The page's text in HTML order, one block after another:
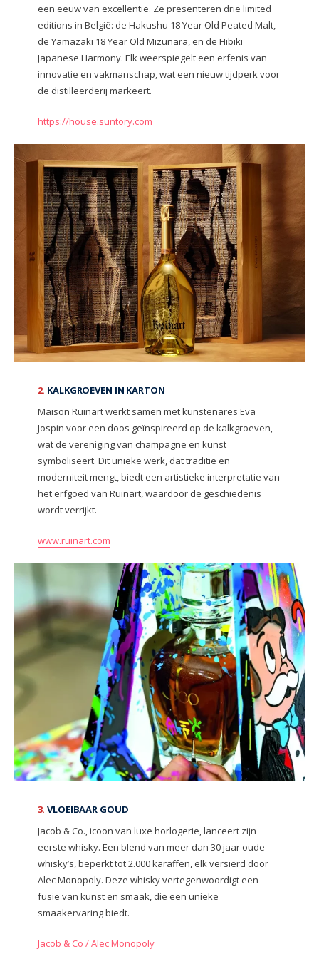
een eeuw van excellentie. Ze presenteren drie limited
editions in België: de Hakushu 18 Year Old Peated Malt,
de Yamazaki 18 Year Old Mizunara, en de Hibiki
Japanese Harmony. Elk weerspiegelt een erfenis van
innovatie en vakmanschap, wat een nieuw tijdperk voor
de distilleerderij markeert.
https://house.suntory.com
2. KALKGROEVEN IN KARTON
Maison Ruinart werkt samen met kunstenares Eva
Jospin voor een doos geïnspireerd op de kalkgroeven,
wat de vereniging van champagne en kunst
symboliseert. Dit unieke werk, dat traditie en
moderniteit mengt, biedt een artistieke interpretatie van
het erfgoed van Ruinart, waardoor de geschiedenis
wordt verrijkt.
www.ruinart.com
3. VLOEIBAAR GOUD
Jacob & Co., icoon van luxe horlogerie, lanceert zijn
eerste whisky. Een blend van meer dan 30 jaar oude
whisky’s, beperkt tot 2.000 karaffen, elk versierd door
Alec Monopoly. Deze whisky vertegenwoordigt een
fusie van kunst en smaak, die een unieke
smaakervaring biedt.
Jacob & Co / Alec Monopoly